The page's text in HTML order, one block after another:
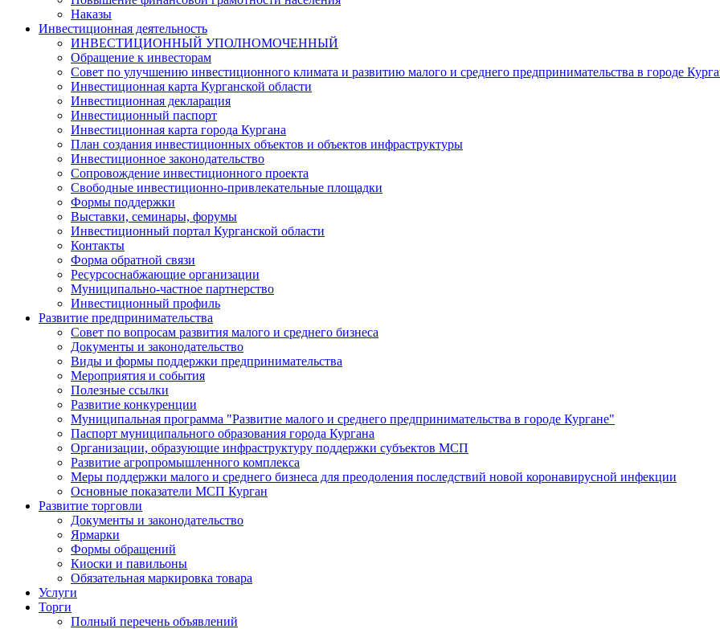
Наказы
Инвестиционная деятельность
ИНВЕСТИЦИОННЫЙ УПОЛНОМОЧЕННЫЙ
Обращение к инвесторам
Совет по улучшению инвестиционного климата и развитию малого и среднего предпринимательства в городе
Инвестиционная карта Курганской области
Инвестиционная декларация
Инвестиционный паспорт
Инвестиционная карта города Кургана
План создания инвестиционных объектов и объектов инфраструктуры
Инвестиционное законодательство
Сопровождение инвестиционного проекта
Свободные инвестиционно-привлекательные площадки
Формы поддержки
Выставки, семинары, форумы
Инвестиционный портал Курганской области
Контакты
Форма обратной связи
Ресурсоснабжающие организации
Муниципально-частное партнерство
Инвестиционный профиль
Развитие предпринимательства
Совет по вопросам развития малого и среднего бизнеса
Документы и законодательство
Виды и формы поддержки предпринимательства
Мероприятия и события
Полезные ссылки
Развитие конкуренции
Муниципальная программа "Развитие малого и среднего предпринимательства в городе Кургане"
Паспорт муниципального образования города Кургана
Организации, образующие инфраструктуру поддержки субъектов МСП
Развитие агропромышленного комплекса
Меры поддержки малого и среднего бизнеса для преодоления последствий новой коронавирусной инфекции
Основные показатели МСП Курган
Развитие торговли
Документы и законодательство
Ярмарки
Формы обращений
Киоски и павильоны
Обязательная маркировка товара
Услуги
Торги
Полный перечень объявлений